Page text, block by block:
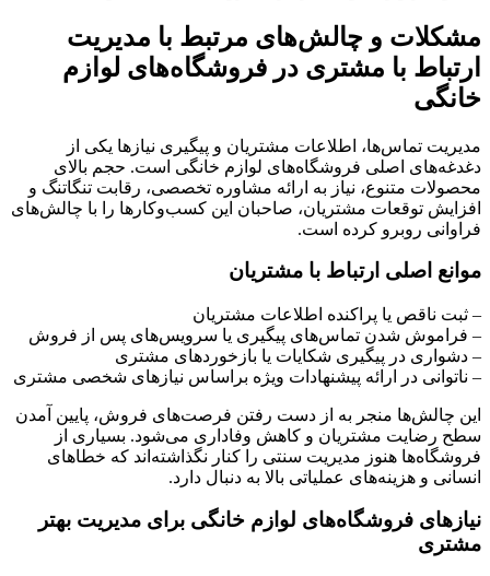
مشکلات و چالش‌های مرتبط با مدیریت
ارتباط با مشتری در فروشگاه‌های لوازم
خانگی
مدیریت تماس‌ها، اطلاعات مشتریان و پیگیری نیازها یکی از
دغدغه‌های اصلی فروشگاه‌های لوازم خانگی است. حجم بالای
محصولات متنوع، نیاز به ارائه مشاوره تخصصی، رقابت تنگاتنگ و
افزایش توقعات مشتریان، صاحبان این کسب‌وکارها را با چالش‌های
فراوانی روبرو کرده است.
موانع اصلی ارتباط با مشتریان
– ثبت ناقص یا پراکنده اطلاعات مشتریان
– فراموش شدن تماس‌های پیگیری یا سرویس‌های پس از فروش
– دشواری در پیگیری شکایات یا بازخوردهای مشتری
– ناتوانی در ارائه پیشنهادات ویژه براساس نیازهای شخصی مشتری
این چالش‌ها منجر به از دست رفتن فرصت‌های فروش، پایین آمدن
سطح رضایت مشتریان و کاهش وفاداری می‌شود. بسیاری از
فروشگاه‌ها هنوز مدیریت سنتی را کنار نگذاشته‌اند که خطاهای
انسانی و هزینه‌های عملیاتی بالا به دنبال دارد.
نیازهای فروشگاه‌های لوازم خانگی برای مدیریت بهتر
مشتری